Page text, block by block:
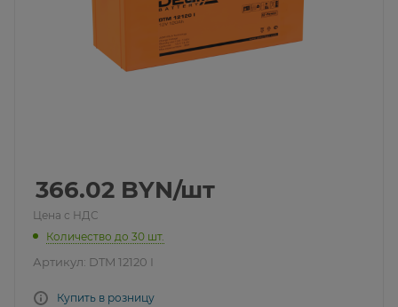
366.02 BYN/шт
Цена с НДС
Количество до 30 шт.
Артикул: DTM 12120 I
Купить в розницу